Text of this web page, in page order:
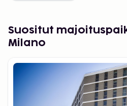
Suositut
Milano